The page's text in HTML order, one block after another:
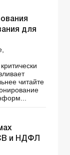
для
читайте
и НДФЛ